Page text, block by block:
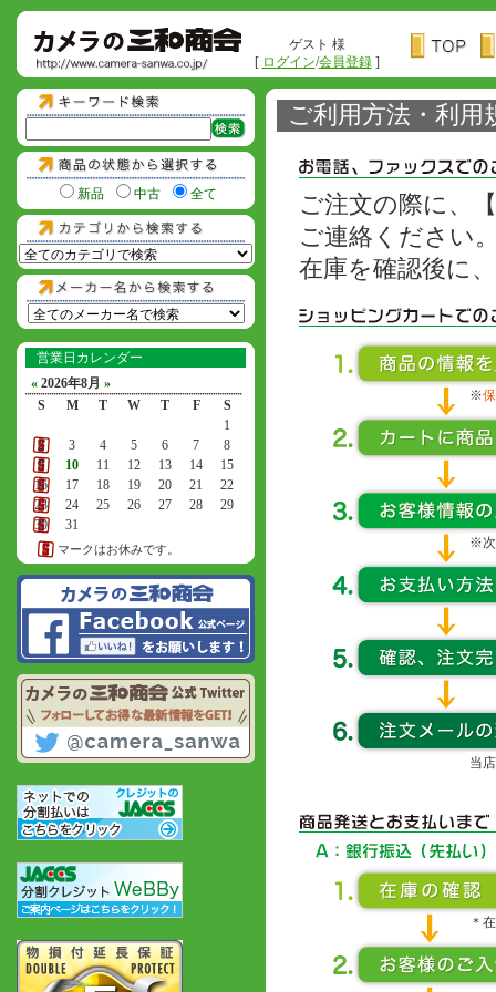
ゲスト 様
[ ログイン/会員登録]
新品 中古 全て
営業日カレンダー
« 2026年8月 »
S
M T W T F
S
1
2
3 4 5 6 7
8
9
10 11 12 13 14
15
16
17 18 19 20 21
22
23
24 25 26 27 28
29
30
31
マークはお休みです。
ご利用方法・利用
ご注文の際に、
ご連絡ください
在庫を確認後に
※
※次
当
＊